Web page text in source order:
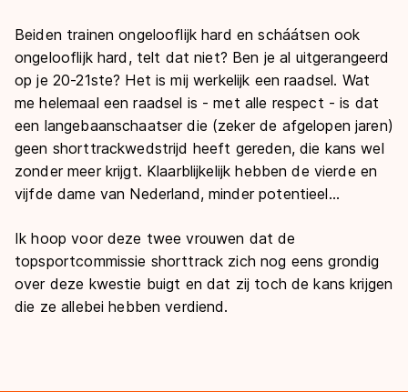
Beiden trainen ongelooflijk hard en scháátsen ook
ongelooflijk hard, telt dat niet? Ben je al uitgerangeerd
op je 20-21ste? Het is mij werkelijk een raadsel. Wat
me helemaal een raadsel is - met alle respect - is dat
een langebaanschaatser die (zeker de afgelopen jaren)
geen shorttrackwedstrijd heeft gereden, die kans wel
zonder meer krijgt. Klaarblijkelijk hebben de vierde en
vijfde dame van Nederland, minder potentieel...
Ik hoop voor deze twee vrouwen dat de
topsportcommissie shorttrack zich nog eens grondig
over deze kwestie buigt en dat zij toch de kans krijgen
die ze allebei hebben verdiend.